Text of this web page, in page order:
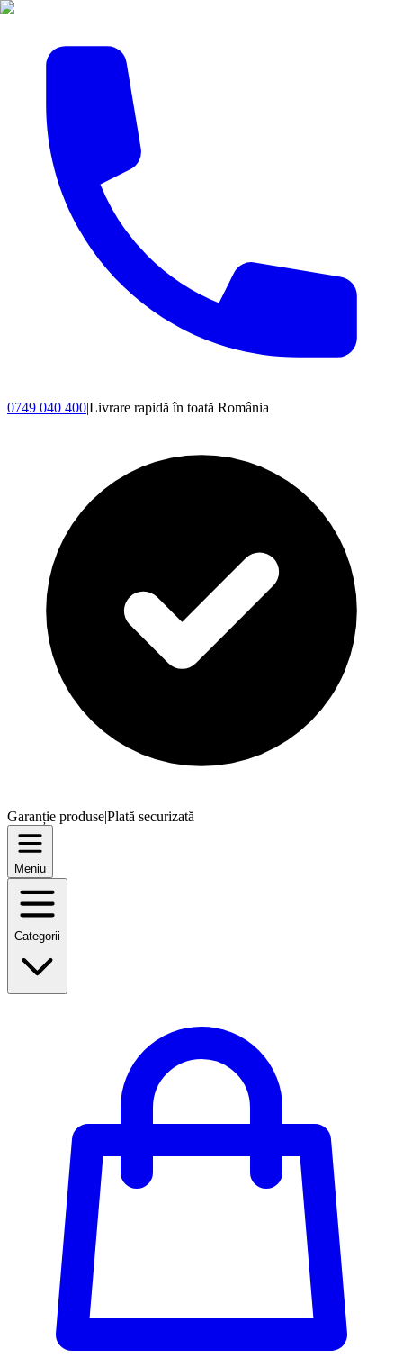
0749 040 400|Livrare rapidă în toată România
Garanție produse|Plată securizată
Meniu
Categorii